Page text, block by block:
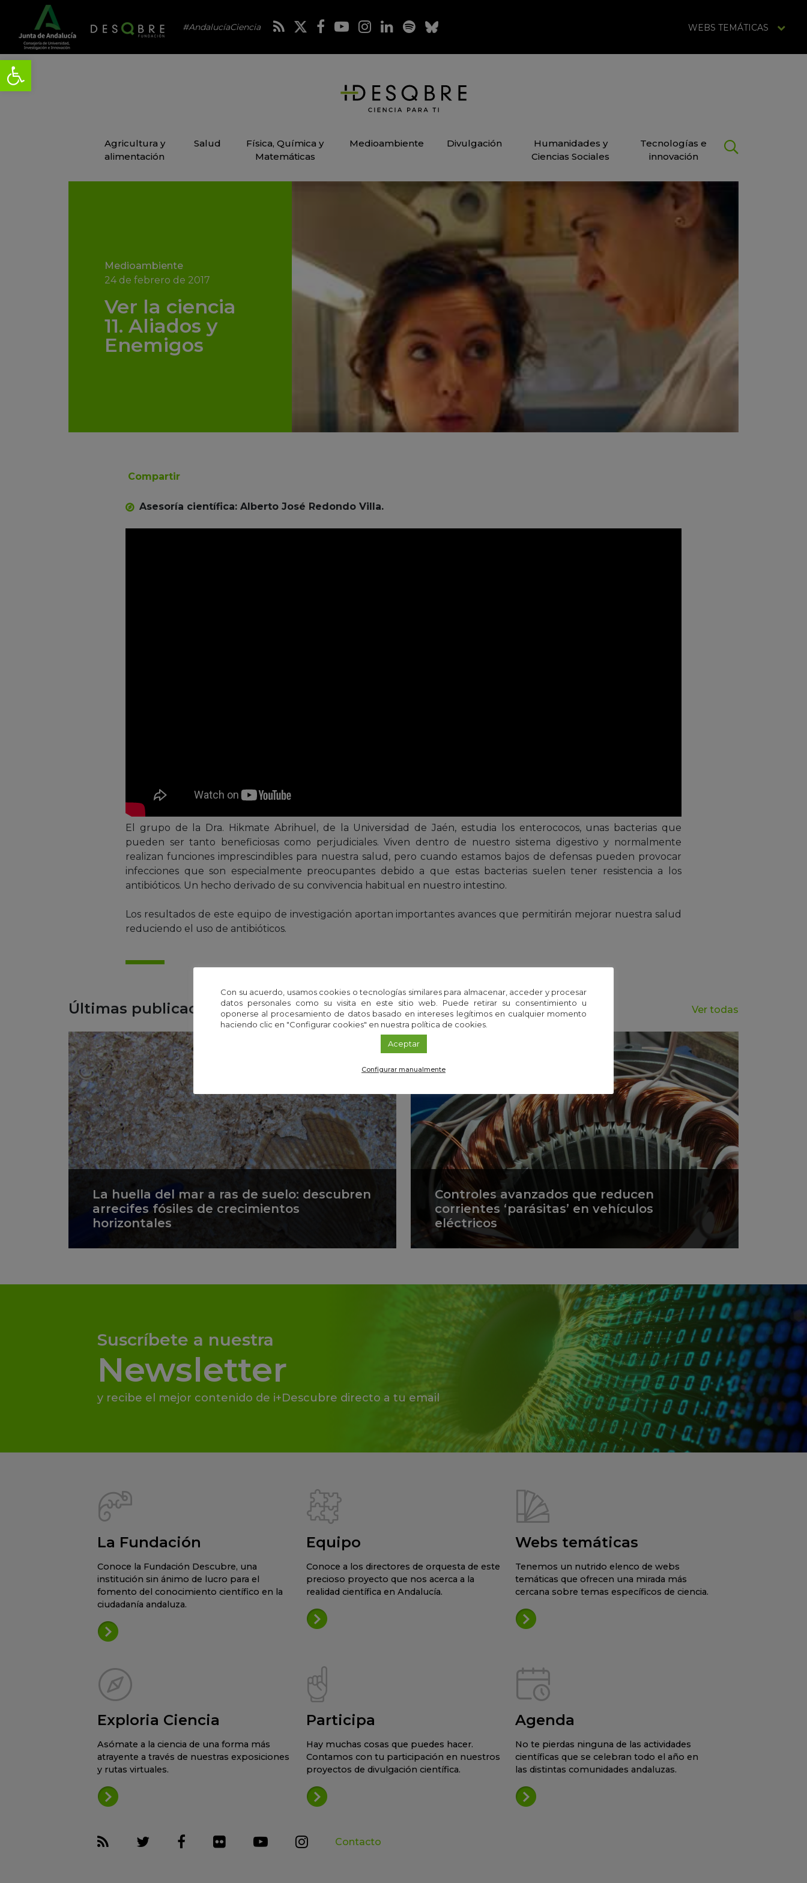
#AndalucíaCiencia WEBS TEMÁTICAS
Agricultura y
alimentación
Salud
Física, Química y
Matemáticas
Medioambiente Divulgación
Humanidades y
Ciencias Sociales
Tecnologías e
innovación
Medioambiente
24 de febrero de 2017
Ver la ciencia
11. Aliados y
Enemigos
Compartir
Asesoría científica: Alberto José Redondo Villa.
El grupo de la Dra. Hikmate Abrihuel, de la Universidad de Jaén, estudia los enterococos, unas bacterias que
pueden ser tanto beneficiosas como perjudiciales. Viven dentro de nuestro sistema digestivo y normalmente
realizan funciones imprescindibles para nuestra salud, pero cuando estamos bajos de defensas pueden provocar
infecciones que son especialmente preocupantes debido a que estas bacterias suelen tener resistencia a los
antibióticos. Un hecho derivado de su convivencia habitual en nuestro intestino.
Los resultados de este equipo de investigación aportan importantes avances que permitirán mejorar nuestra salud
reduciendo el uso de antibióticos.
Últimas publicaciones Ver todas
La huella del mar a ras de suelo: descubren
arrecifes fósiles de crecimientos
horizontales
Controles avanzados que reducen
corrientes ‘parásitas’ en vehículos
eléctricos
Suscríbete a nuestra
Newsletter
y recibe el mejor contenido de i+Descubre directo a tu email
La Fundación
Conoce la Fundación Descubre, una
institución sin ánimo de lucro para el
fomento del conocimiento científico en la
ciudadanía andaluza.
Equipo
Conoce a los directores de orquesta de este
precioso proyecto que nos acerca a la
realidad científica en Andalucía.
Webs temáticas
Tenemos un nutrido elenco de webs
temáticas que ofrecen una mirada más
cercana sobre temas específicos de ciencia.
Exploria Ciencia
Asómate a la ciencia de una forma más
atrayente a través de nuestras exposiciones
y rutas virtuales.
Participa
Hay muchas cosas que puedes hacer.
Contamos con tu participación en nuestros
proyectos de divulgación científica.
Agenda
No te pierdas ninguna de las actividades
científicas que se celebran todo el año en
las distintas comunidades andaluzas.
Contacto
Con su acuerdo, usamos cookies o tecnologías similares para almacenar, acceder y procesar
datos personales como su visita en este sitio web. Puede retirar su consentimiento u
oponerse al procesamiento de datos basado en intereses legítimos en cualquier momento
haciendo clic en "Configurar cookies" en nuestra política de cookies.
Aceptar
Configurar manualmente